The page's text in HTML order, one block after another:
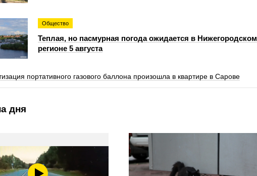
Общество
Теплая, но пасмурная погода ожидается в Нижегородском
регионе 5 августа
портативного газового баллона произошла в квартире в Сарове
дня